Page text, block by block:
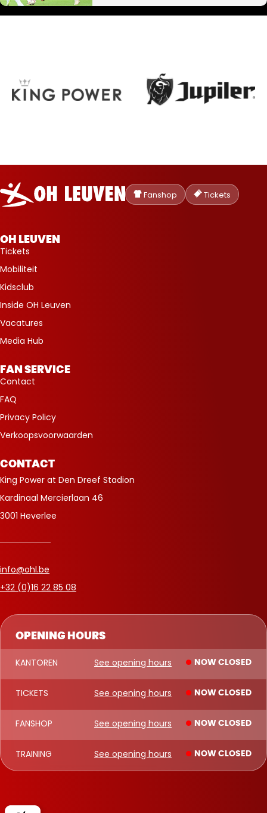
Oud-
Heverlee
Leuven
Fanshop Tickets
OPENING HOURS
KANTOREN See opening hours NOW CLOSED
TICKETS See opening hours NOW CLOSED
FANSHOP See opening hours NOW CLOSED
TRAINING See opening hours NOW CLOSED
OH LEUVEN
Tickets
Mobiliteit
Kidsclub
Inside OH Leuven
Vacatures
Media Hub
FAN SERVICE
Contact
FAQ
Privacy Policy
Verkoopsvoorwaarden
CONTACT
King Power at Den Dreef Stadion
Kardinaal Mercierlaan 46
3001 Heverlee
info@ohl.be
+32 (0)16 22 85 08